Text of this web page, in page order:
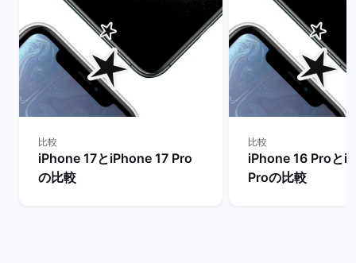
比較
iPhone 17とiPhone 17 Pro
の比較
比較
iPhone 16 Proと
Proの比較